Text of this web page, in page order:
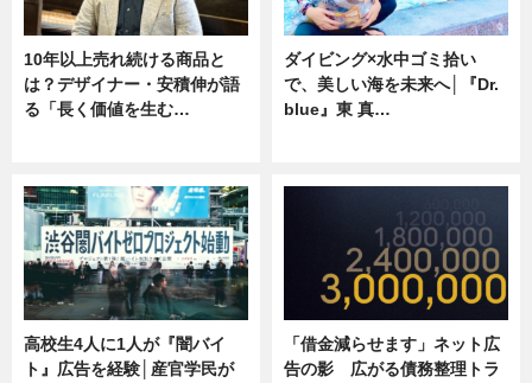
10年以上売れ続ける商品と
は？デザイナー・安積伸が語
る「長く価値を生む…
ダイビング×水中ゴミ拾い
で、美しい海を未来へ│『Dr.
blue』東 真…
高校生4人に1人が『闇バイ
ト』広告を経験│産官学民が
「借金減らせます」ネット広
告の影 広がる債務整理トラ